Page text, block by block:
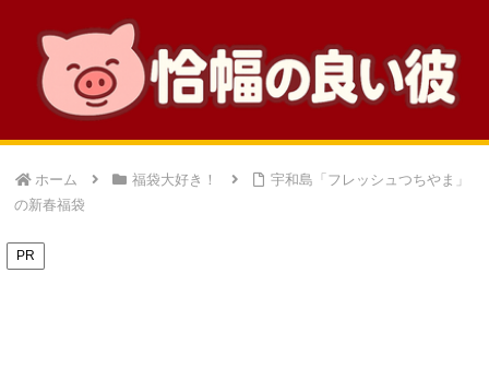
ホーム 福袋大好き！
宇和島「フレッシュつちやま」
の新春福袋
PR